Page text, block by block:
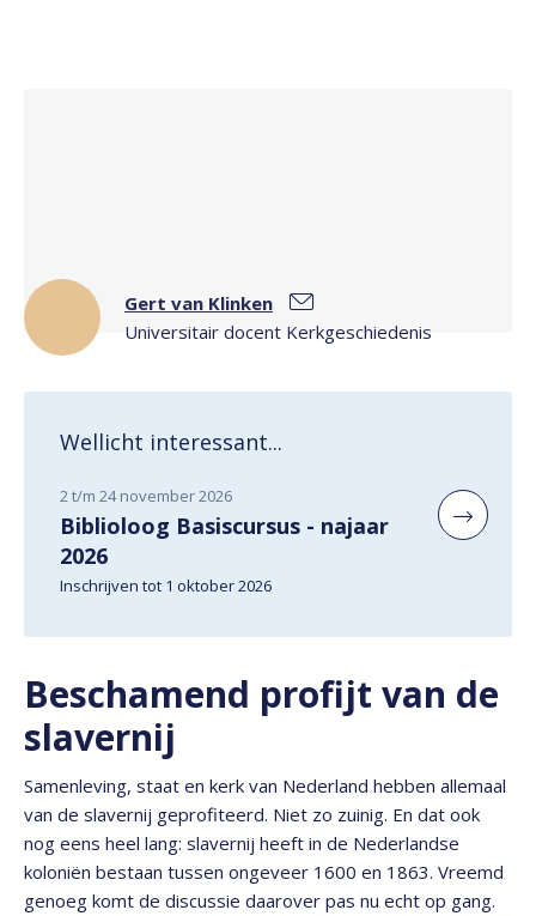
Gert van Klinken
Universitair docent Kerkgeschiedenis
Wellicht interessant...
2 t/m 24 november 2026
Biblioloog Basiscursus - najaar
2026
Inschrijven tot 1 oktober 2026
Beschamend profijt van de
slavernij
Samenleving, staat en kerk van Nederland hebben allemaal
van de slavernij geprofiteerd. Niet zo zuinig. En dat ook
nog eens heel lang: slavernij heeft in de Nederlandse
koloniën bestaan tussen ongeveer 1600 en 1863. Vreemd
genoeg komt de discussie daarover pas nu echt op gang.